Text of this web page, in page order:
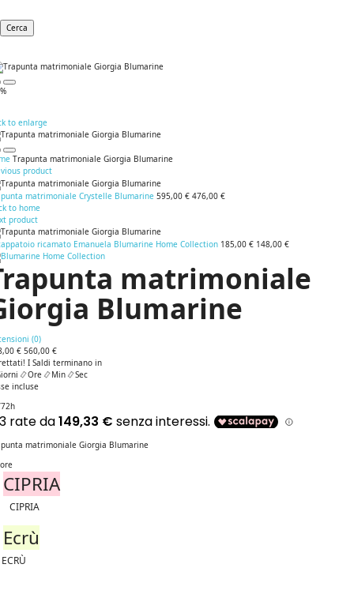
Cerca
to enlarge
Trapunta matrimoniale Giorgia Blumarine
product
matrimoniale Crystelle Blumarine 595,00 € 476,00 €
to home
product
ricamato Emanuela Blumarine Home Collection 185,00 € 148,00 €
matrimoniale
Blumarine
(0)
€ 560,00 €
I Saldi terminano in
Ore Min
Sec
incluse
matrimoniale Giorgia Blumarine
CIPRIA
CIPRIA
Ecrù
ECRÙ